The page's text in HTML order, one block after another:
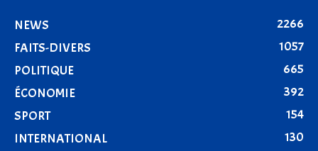
NEWS
2266
FAITS-DIVERS
1057
POLITIQUE
665
ÉCONOMIE
392
SPORT
154
INTERNATIONAL
130